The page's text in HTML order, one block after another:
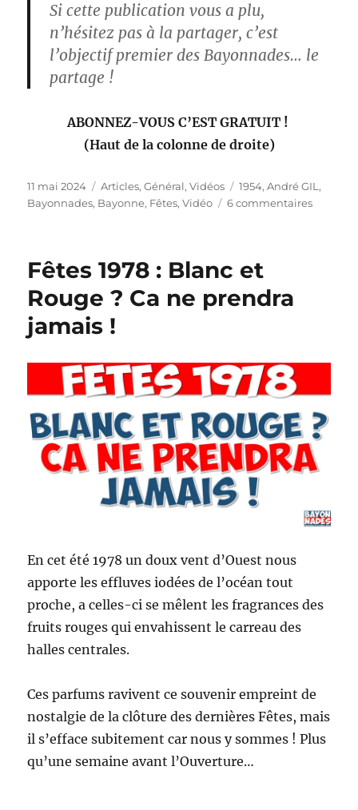
Si cette publication vous a plu,
n’hésitez pas à la partager, c’est
l’objectif premier des Bayonnades… le
partage !
ABONNEZ-VOUS C’EST GRATUIT !
(Haut de la colonne de droite)
Publié
le
11 mai 2024 Catégories
Articles,Général,Vidéos Étiquettes
1954,André GIL,
Bayonnades, Bayonne, Fêtes,Vidéo 6 commentairessur
Fêtes 1978 : Blanc et
Rouge ? Ca ne prendra
jamais !
En cet été 1978 un doux vent d’Ouest nous
apporte les effluves iodées de l’océan tout
proche, a celles-ci se mêlent les fragrances des
fruits rouges qui envahissent le carreau des
halles centrales.
Ces parfums ravivent ce souvenir empreint de
nostalgie de la clôture des dernières Fêtes, mais
il s’efface subitement car nous y sommes ! Plus
qu’une semaine avant l’Ouverture…